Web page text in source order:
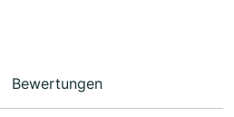
Bewertungen